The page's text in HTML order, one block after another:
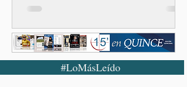
#LoMásLeído